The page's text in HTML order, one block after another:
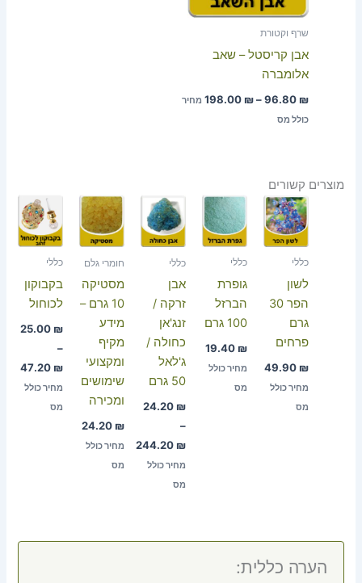
שרף וקטורת
אבן קריסטל – שאב
אלומברה
96.80 ₪
–
198.00 ₪
מחיר
כולל מס
מוצרים קשורים
כללי
לשון
הפר 30
גרם
פרחים
49.90 ₪
מחיר כולל
מס
כללי
גופרת
הברזל
100 גרם
19.40 ₪
מחיר כולל
מס
כללי
אבן
זרקה /
זנג'אן
כחולה /
ג'לאל
50 גרם
24.20 ₪
–
244.20 ₪
טווח
מחירים:
⁦24.20 ₪⁩
עד
מחיר כולל
מס
חומרי גלם
מסטיקה
10 גרם –
מידע
מקיף
ומקצועי
שימושים
ומכירה
24.20 ₪
מחיר כולל
מס
כללי
בקבוקון
לכוחול
25.00 ₪
–
47.20 ₪
טווח
עד
מחיר כולל
מס
הערה כללית: